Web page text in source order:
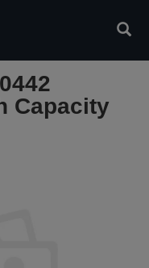
Capacity